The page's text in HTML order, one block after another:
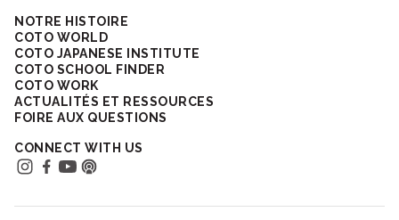
NOTRE HISTOIRE
COTO WORLD
COTO JAPANESE INSTITUTE
COTO SCHOOL FINDER
COTO WORK
ACTUALITÉS ET RESSOURCES
FOIRE AUX QUESTIONS
CONNECT WITH US